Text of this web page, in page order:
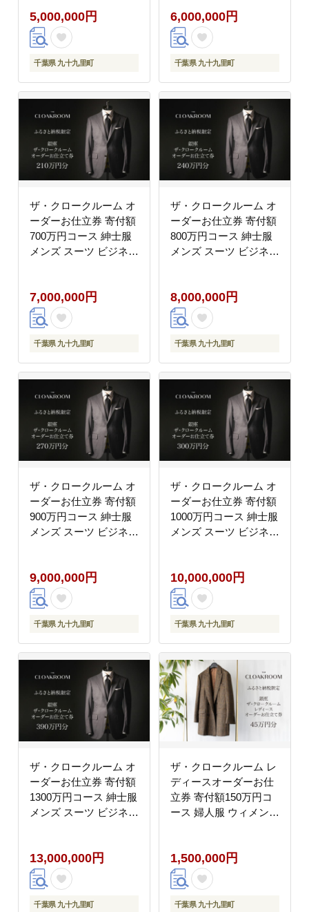
贈り物 九十九里町 千葉
県
5,000,000円
千葉県 九十九里町
贈り物 九十九里町 千葉
県
6,000,000円
千葉県 九十九里町
ザ・クロークルーム オ
ーダーお仕立券 寄付額
700万円コース 紳士服
メンズ スーツ ビジネス
贈り物 九十九里町 千葉
県
7,000,000円
千葉県 九十九里町
ザ・クロークルーム オ
ーダーお仕立券 寄付額
800万円コース 紳士服
メンズ スーツ ビジネス
贈り物 九十九里町 千葉
県
8,000,000円
千葉県 九十九里町
ザ・クロークルーム オ
ーダーお仕立券 寄付額
900万円コース 紳士服
メンズ スーツ ビジネス
贈り物 九十九里町 千葉
県
9,000,000円
千葉県 九十九里町
ザ・クロークルーム オ
ーダーお仕立券 寄付額
1000万円コース 紳士服
メンズ スーツ ビジネス
贈り物 九十九里町 千葉
県
10,000,000円
千葉県 九十九里町
ザ・クロークルーム オ
ーダーお仕立券 寄付額
1300万円コース 紳士服
メンズ スーツ ビジネス
贈り物 九十九里町 千葉
県
13,000,000円
千葉県 九十九里町
ザ・クロークルーム レ
ディースオーダーお仕
立券 寄付額150万円コ
ース 婦人服 ウィメンズ
立券 ギフト 贈り物 九
十九里町 千葉県
1,500,000円
千葉県 九十九里町